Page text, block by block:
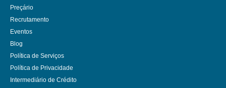
Preçário
Recrutamento
Eventos
Blog
Política de Serviços
Política de Privacidade
Intermediário de Crédito